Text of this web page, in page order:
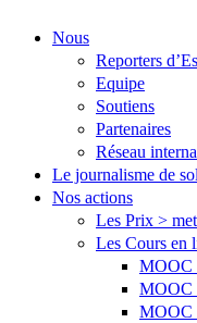
Close
Nous
Reporters
Equipe
Soutiens
Partenaires
Réseau
Le journalisme de
Nos actions
Les Prix >
Les Cours en
MOOC
MOOC
MOOC